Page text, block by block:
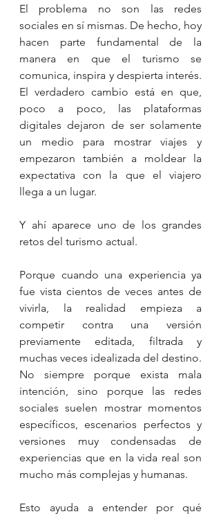
El problema no son las redes
sociales en sí mismas. De hecho, hoy
hacen parte fundamental de la
manera en que el turismo se
comunica, inspira y despierta interés.
El verdadero cambio está en que,
poco a poco, las plataformas
digitales dejaron de ser solamente
un medio para mostrar viajes y
empezaron también a moldear la
expectativa con la que el viajero
llega a un lugar.
Y ahí aparece uno de los grandes
retos del turismo actual.
Porque cuando una experiencia ya
fue vista cientos de veces antes de
vivirla, la realidad empieza a
competir contra una versión
previamente editada, filtrada y
muchas veces idealizada del destino.
No siempre porque exista mala
intención, sino porque las redes
sociales suelen mostrar momentos
específicos, escenarios perfectos y
versiones muy condensadas de
experiencias que en la vida real son
mucho más complejas y humanas.
Esto ayuda a entender por qué